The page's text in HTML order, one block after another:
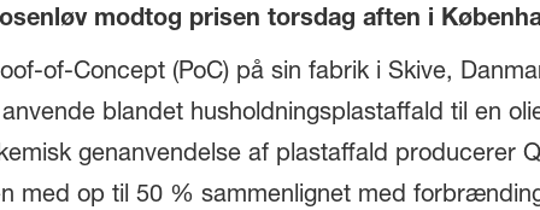
modtog prisen torsdag aften i
of-Concept (PoC) på sin fabrik i Skive,
blandet husholdningsplastaffald til en
genanvendelse af plastaffald producerer
med op til 50 % sammenlignet med